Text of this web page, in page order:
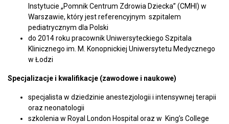
Instytucie „Pomnik Centrum Zdrowia Dziecka” (CMHI) w
Warszawie, który jest referencyjnym szpitalem
pediatrycznym dla Polski
do 2014 roku pracownik Uniwersyteckiego Szpitala
Klinicznego im. M. Konopnickiej Uniwersytetu Medycznego
w Łodzi
Specjalizacje i kwalifikacje (zawodowe i naukowe)
specjalista w dziedzinie anestezjologii i intensywnej terapii
oraz neonatologii
szkolenia w Royal London Hospital oraz w King’s College